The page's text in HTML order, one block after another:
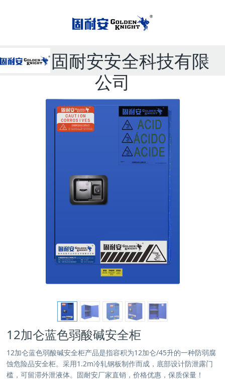
无锡固耐安安全科技有限
公司
联系电话：
15861570275
12加仑蓝色弱酸碱安全柜
12加仑蓝色弱酸碱安全柜产品是指容积为12加仑/45升的一种防弱腐
蚀危险品安全柜。采用1.2m冷轧钢板制作而成，底部设计防泄露门
槛，可留滞外泄液体。固耐安厂家直销，价格优惠，保质保量！